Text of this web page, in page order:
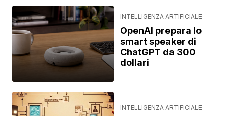
INTELLIGENZA ARTIFICIALE
OpenAI prepara lo
smart speaker di
ChatGPT da 300
dollari
INTELLIGENZA ARTIFICIALE